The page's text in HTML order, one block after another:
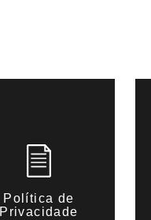
Política de
Privacidade